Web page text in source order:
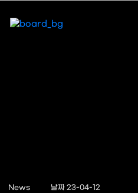
News 날짜 23-04-12